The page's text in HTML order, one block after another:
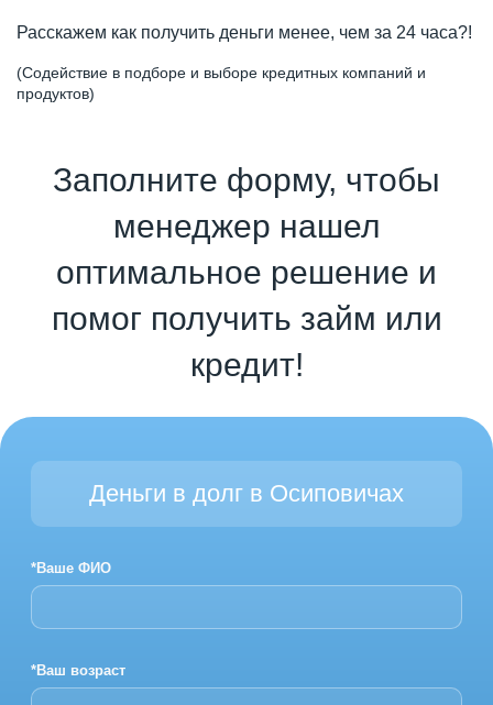
Расскажем как получить деньги менее, чем за 24 часа?!
(Содействие в подборе и выборе кредитных компаний и
продуктов)
Заполните форму, чтобы
менеджер нашел
оптимальное решение и
помог получить займ или
кредит!
Деньги в долг в Осиповичах
*Ваше ФИО
*Ваш возраст